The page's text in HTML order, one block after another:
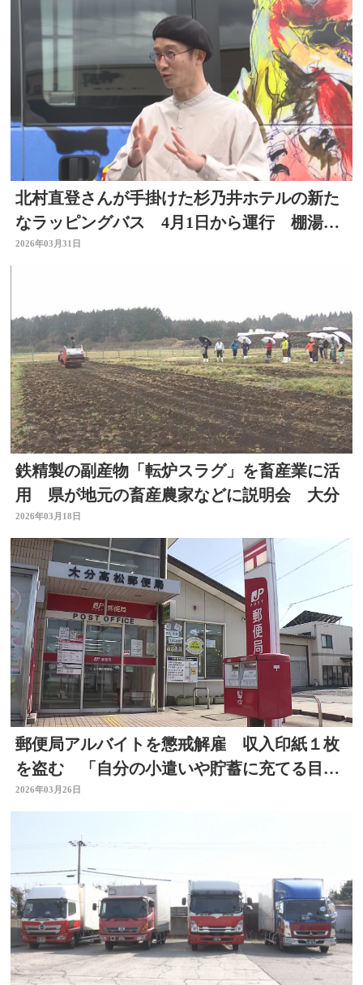
北村直登さんが手掛けた杉乃井ホテルの新た
なラッピングバス 4月1日から運行 棚湯な
どをイメージ 大分
2026年03月31日
鉄精製の副産物「転炉スラグ」を畜産業に活
用 県が地元の畜産農家などに説明会 大分
2026年03月18日
郵便局アルバイトを懲戒解雇 収入印紙１枚
を盗む 「自分の小遣いや貯蓄に充てる目的
だった」大分
2026年03月26日